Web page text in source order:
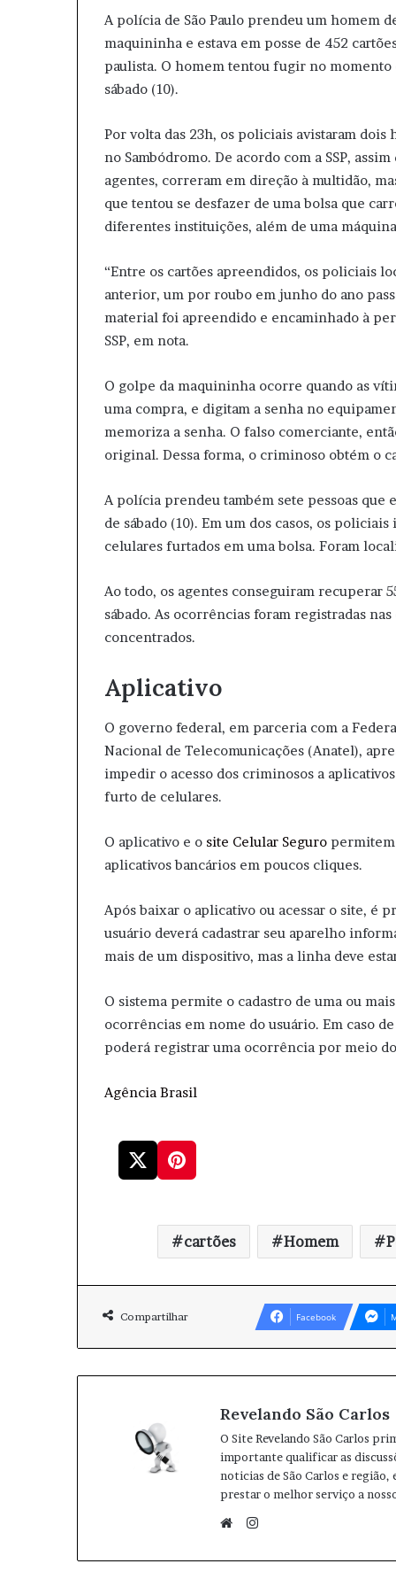
A polícia de São Paulo prendeu um homem
maquininha e estava em posse de 452
paulista. O homem tentou fugir no
sábado (10).
Por volta das 23h, os policiais avistaram
no Sambódromo. De acordo com a SSP,
agentes, correram em direção à multidão,
que tentou se desfazer de uma bolsa que
diferentes instituições, além de uma
“Entre os cartões apreendidos, os policiais
anterior, um por roubo em junho do ano
material foi apreendido e encaminhado à
SSP, em nota.
O golpe da maquininha ocorre quando as
uma compra, e digitam a senha no
memoriza a senha. O falso comerciante,
original. Dessa forma, o criminoso obtém o
A polícia prendeu também sete pessoas que
de sábado (10). Em um dos casos, os
celulares furtados em uma bolsa. Foram
Ao todo, os agentes conseguiram recuperar
sábado. As ocorrências foram registradas
concentrados.
Aplicativo
O governo federal, em parceria com a
Nacional de Telecomunicações (Anatel),
impedir o acesso dos criminosos a
furto de celulares.
O aplicativo e o site Celular Seguro permitem
aplicativos bancários em poucos cliques.
Após baixar o aplicativo ou acessar o site, é
usuário deverá cadastrar seu aparelho
mais de um dispositivo, mas a linha deve
O sistema permite o cadastro de uma ou
ocorrências em nome do usuário. Em caso
poderá registrar uma ocorrência por meio
Agência Brasil
cartões Homem
Compartilhar Facebook
Revelando São Carlos
O Site Revelando São Carlos
importante qualificar as
noticias de São Carlos e
prestar o melhor serviço a
e
I
s